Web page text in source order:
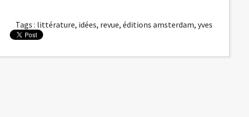
Tags : littérature, idées, revue,éditions amsterdam,yves